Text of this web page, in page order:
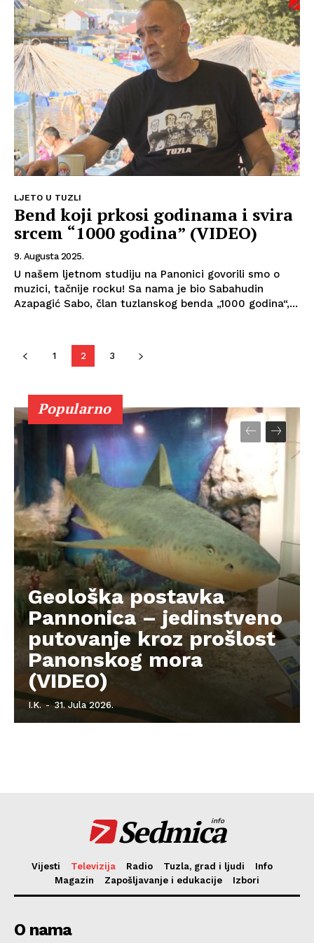
LJETO U TUZLI
Bend koji prkosi godinama i svira
srcem “1000 godina” (VIDEO)
9. Augusta 2025.
U našem ljetnom studiju na Panonici govorili smo o
muzici, tačnije rocku! Sa nama je bio Sabahudin
Azapagić Sabo, član tuzlanskog benda „1000 godina“,...
1 2 3
Popularno
Geološka postavka
Pannonica – jedinstveno
putovanje kroz prošlost
Panonskog mora
(VIDEO)
I.K. - 31. Jula 2026.
Sedmica
info
Vijesti Televizija Radio Tuzla, grad i ljudi
Info
Magazin
Zapošljavanje i edukacije Izbori
O nama